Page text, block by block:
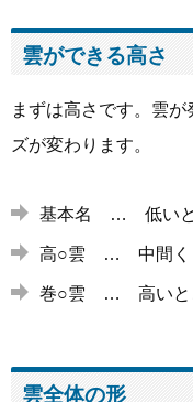
雲ができる高さ
まずは高さです。雲
ズが変わります。
基本名 … 低いと
高○雲 … 中間くら
巻○雲 … 高いとこ
雲全体の形